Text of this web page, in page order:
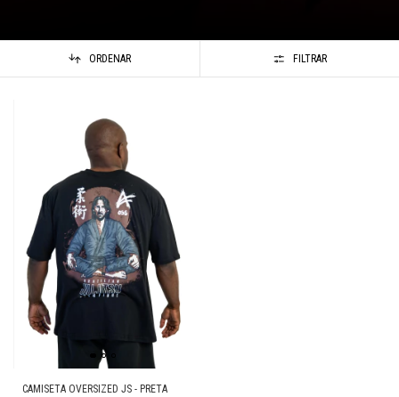
ORDENAR FILTRAR
CAMISETA OVERSIZED JS - PRETA